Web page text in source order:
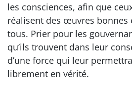
les consciences, afin que
réalisent des œuvres bonnes
tous. Prier pour les
qu’ils trouvent dans leur
d’une force qui leur
librement en vérité.